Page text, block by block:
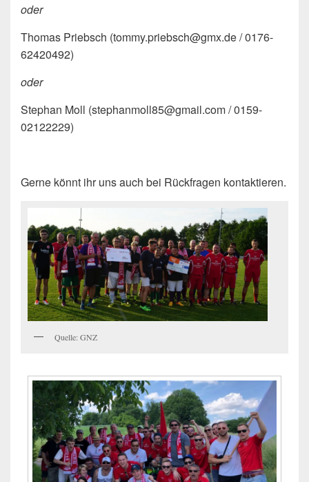
oder
Thomas Priebsch (tommy.priebsch@gmx.de / 0176-
62420492)
oder
Stephan Moll (stephanmoll85@gmail.com / 0159-
02122229)
Gerne könnt ihr uns auch bei Rückfragen kontaktieren.
Quelle: GNZ